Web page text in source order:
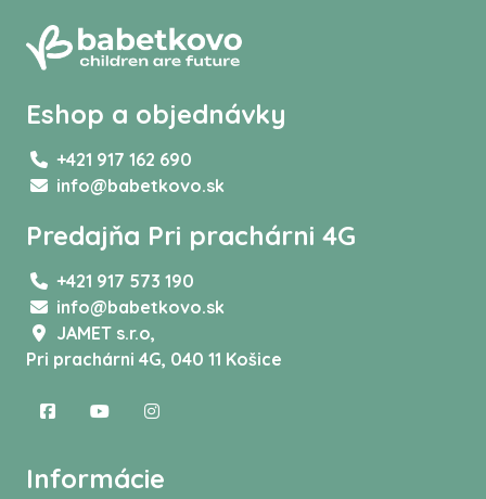
Eshop a objednávky
+421 917 162 690
info@babetkovo.sk
Predajňa Pri prachárni 4G
+421 917 573 190
info@babetkovo.sk
JAMET s.r.o,
Pri prachárni 4G, 040 11 Košice
Informácie